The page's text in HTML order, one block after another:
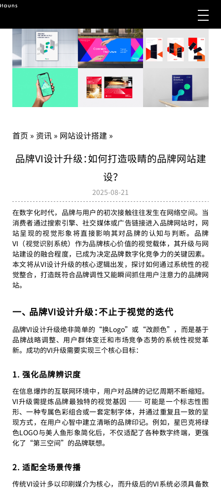
首页 » 资讯» 网站设计搭建 »
品牌VI设计升级：如何打造吸睛的品牌网站建
设？
2025-08-21
在数字化时代，品牌与用户的初次接触往往发生在网络空间。当
消费者通过搜索引擎、社交媒体或广告链接进入品牌网站时，网
站呈现的视觉形象将直接影响其对品牌的认知与判断。品牌
VI（视觉识别系统）作为品牌核心价值的视觉载体，其升级与网
站建设的融合程度，已成为决定品牌数字化竞争力的关键因素。
本文将从VI设计升级的核心逻辑出发，探讨如何通过系统性的视
觉整合，打造既符合品牌调性又能瞬间抓住用户注意力的品牌网
站。
一、 品牌VI设计升级：不止于视觉的迭代
品牌VI设计升级绝非简单的“换Logo”或“改颜色”，而是基于
品牌战略调整、用户群体变迁和市场竞争态势的系统性视觉革
新。成功的VI升级需要实现三个核心目标：
1. 强化品牌辨识度
在信息爆炸的互联网环境中，用户对品牌的记忆周期不断缩短。
VI升级需提炼品牌最独特的视觉基因 —— 可能是一个标志性图
形、一种专属色彩组合或一套定制字体，并通过重复且一致的呈
现方式，在用户心智中建立清晰的品牌印记。例如，星巴克将绿
色LOGO与美人鱼形象简化后，不仅适配了各种数字终端，更强
化了“第三空间”的品牌联想。
2. 适配全场景传播
传统VI设计多以印刷媒介为核心，而升级后的VI系统必须具备数